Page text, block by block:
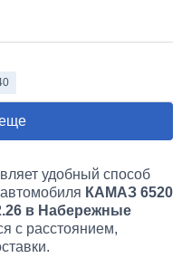
удобный способ
автомобиля КАМАЗ 6520
в Набережные
с расстоянием,